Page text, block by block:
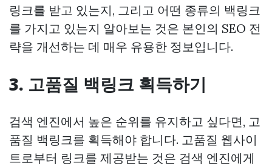
링크를 받고 있는지, 그리고 어떤 종류의 백링크
를 가지고 있는지 알아보는 것은 본인의 SEO 전
략을 개선하는 데 매우 유용한 정보입니다.
3. 고품질 백링크 획득하기
검색 엔진에서 높은 순위를 유지하고 싶다면, 고
품질 백링크를 획득해야 합니다. 고품질 웹사이
트로부터 링크를 제공받는 것은 검색 엔진에게